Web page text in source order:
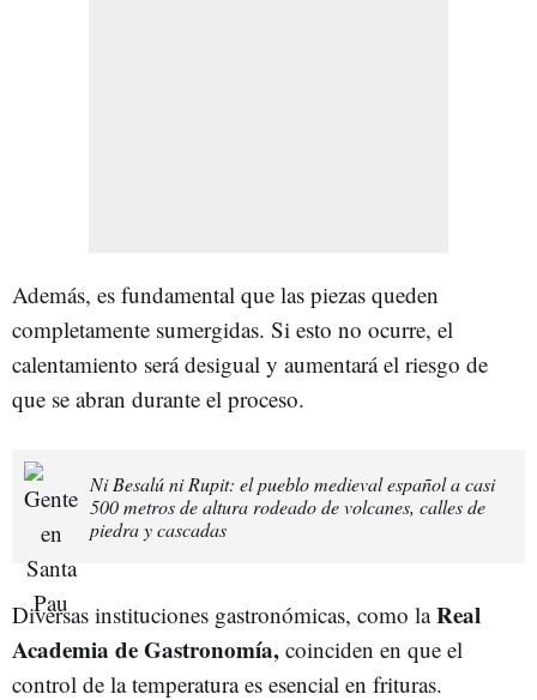
Además, es fundamental que las piezas queden
completamente sumergidas. Si esto no ocurre, el
calentamiento será desigual y aumentará el riesgo de
que se abran durante el proceso.
Ni Besalú ni Rupit: el pueblo medieval español a casi
500 metros de altura rodeado de volcanes, calles de
piedra y cascadas
Diversas instituciones gastronómicas, como laReal
Academia de Gastronomía, coinciden en que el
control de la temperatura es esencial en frituras.